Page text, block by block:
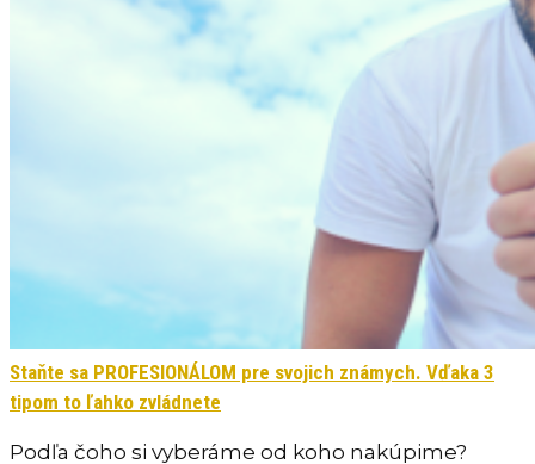
Staňte sa PROFESIONÁLOM pre svojich známych. Vďaka 3
tipom to ľahko zvládnete
Podľa čoho si vyberáme od koho nakúpime?